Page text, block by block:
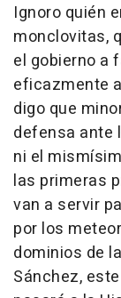
Ignoro quién
monclovitas,
el gobierno a
eficazmente
digo que
defensa ante
ni el
las primeras
van a servir
por los
dominios de
Sánchez,